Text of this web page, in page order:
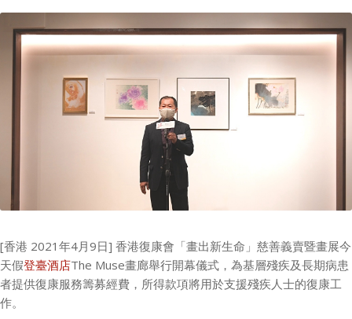
香港復康會主席張偉良先生致歡迎辭。
[香港 2021 年4月9日] 香港復康會「畫出新生命」慈善義賣暨畫展今
天假登臺酒店The Muse畫廊舉行開幕儀式，為基層殘疾及長期病患
者提供復康服務籌募經費，所得款項將用於支援殘疾人士的復康工
作。